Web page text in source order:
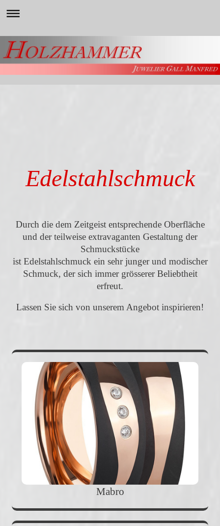
Edelstahlschmuck
Durch die dem Zeitgeist entsprechende Oberfläche
und der teilweise extravaganten Gestaltung der
Schmuckstücke
ist Edelstahlschmuck ein sehr junger und modischer
Schmuck, der sich immer grösserer Beliebtheit
erfreut.
Lassen Sie sich von unserem Angebot inspirieren!
Mabro